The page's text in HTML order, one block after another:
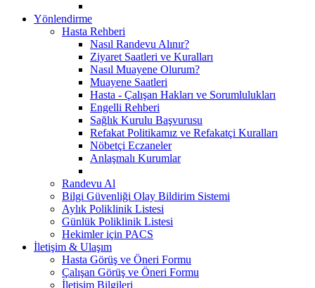
Yönlendirme
Hasta Rehberi
Nasıl Randevu Alınır?
Ziyaret Saatleri ve Kuralları
Nasıl Muayene Olurum?
Muayene Saatleri
Hasta - Çalışan Hakları ve Sorumlulukları
Engelli Rehberi
Sağlık Kurulu Başvurusu
Refakat Politikamız ve Refakatçi Kuralları
Nöbetçi Eczaneler
Anlaşmalı Kurumlar
Randevu Al
Bilgi Güvenliği Olay Bildirim Sistemi
Aylık Poliklinik Listesi
Günlük Poliklinik Listesi
Hekimler için PACS
İletişim & Ulaşım
Hasta Görüş ve Öneri Formu
Çalışan Görüş ve Öneri Formu
İletişim Bilgileri